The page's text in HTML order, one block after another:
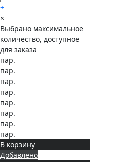
+
×
Выбрано максимальное
количество, доступное
для заказа
пар.
пар.
пар.
пар.
пар.
пар.
пар.
пар.
В корзину
Добавлено